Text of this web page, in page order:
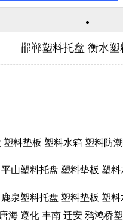
新浦京澳官网游戏 新
邯郸塑料托盘 衡水
料垫板 塑料水箱 塑料防
山塑料托盘 塑料垫板 塑
泉塑料托盘 塑料垫板 塑
海 遵化 丰南 迁安 鸦鸿桥